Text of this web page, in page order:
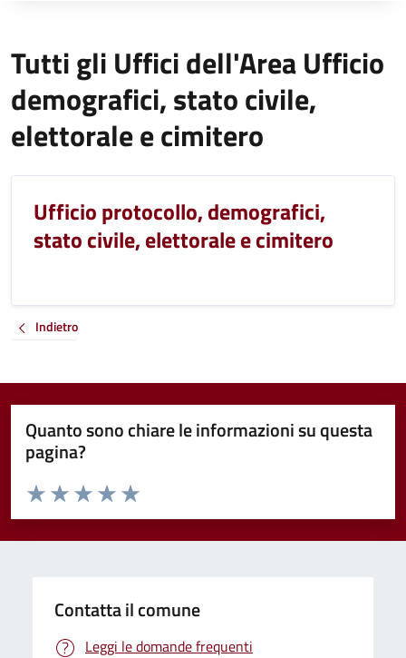
Tutti gli Uffici dell'Area Ufficio
demografici, stato civile,
elettorale e cimitero
Ufficio protocollo, demografici,
stato civile, elettorale e cimitero
Indietro
Quanto sono chiare le informazioni su questa
pagina?
Valuta da 1 a 5 stelle la pagina
Valuta 5 stelle su 5
Valuta 4 stelle su 5
Valuta 3 stelle su 5
Valuta 2 stelle su 5
Valuta 1 stelle su 5
Contatta il comune
Leggi le domande frequenti